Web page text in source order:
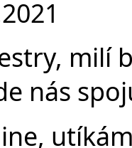
milí
nás